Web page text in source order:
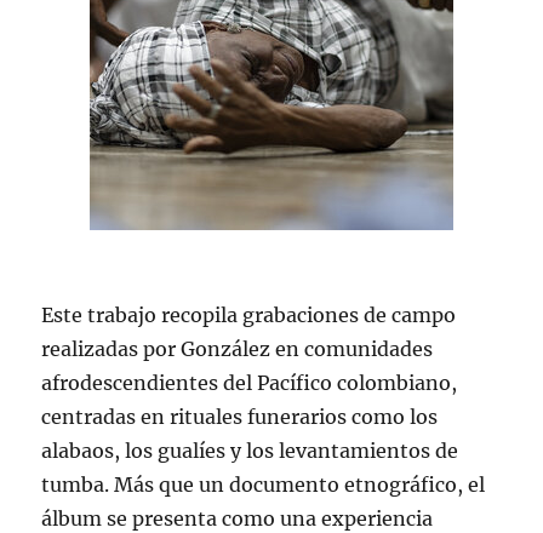
Este trabajo recopila grabaciones de campo
realizadas por González en comunidades
afrodescendientes del Pacífico colombiano,
centradas en rituales funerarios como los
alabaos, los gualíes y los levantamientos de
tumba. Más que un documento etnográfico, el
álbum se presenta como una experiencia